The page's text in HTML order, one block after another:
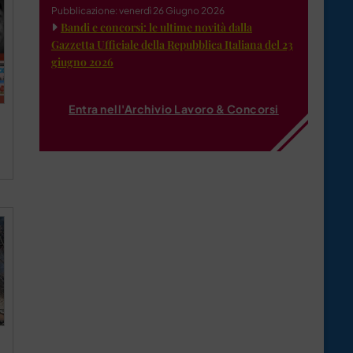
Pubblicazione: venerdì 26 Giugno 2026
Bandi e concorsi: le ultime novità dalla
Gazzetta Ufficiale della Repubblica Italiana del 23
giugno 2026
Entra nell'Archivio Lavoro & Concorsi